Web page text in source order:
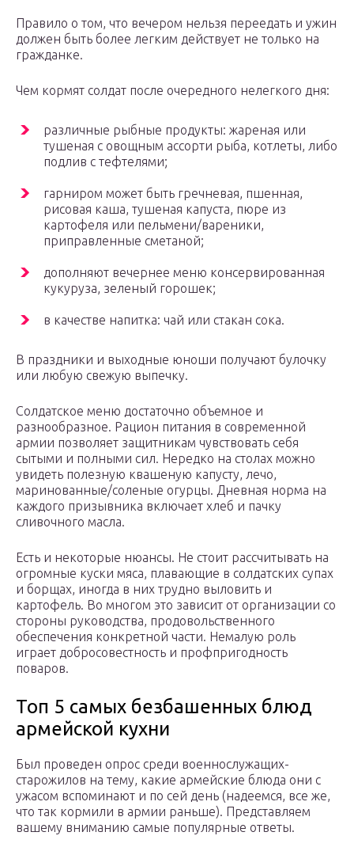
Правило о том, что вечером нельзя переедать и ужин
должен быть более легким действует не только на
гражданке.
Чем кормят солдат после очередного нелегкого дня:
различные рыбные продукты: жареная или
тушеная с овощным ассорти рыба, котлеты, либо
подлив с тефтелями;
гарниром может быть гречневая, пшенная,
рисовая каша, тушеная капуста, пюре из
картофеля или пельмени/вареники,
приправленные сметаной;
дополняют вечернее меню консервированная
кукуруза, зеленый горошек;
в качестве напитка: чай или стакан сока.
В праздники и выходные юноши получают булочку
или любую свежую выпечку.
Солдатское меню достаточно объемное и
разнообразное. Рацион питания в современной
армии позволяет защитникам чувствовать себя
сытыми и полными сил. Нередко на столах можно
увидеть полезную квашеную капусту, лечо,
маринованные/соленые огурцы. Дневная норма на
каждого призывника включает хлеб и пачку
сливочного масла.
Есть и некоторые нюансы. Не стоит рассчитывать на
огромные куски мяса, плавающие в солдатских супах
и борщах, иногда в них трудно выловить и
картофель. Во многом это зависит от организации со
стороны руководства, продовольственного
обеспечения конкретной части. Немалую роль
играет добросовестность и профпригодность
поваров.
Топ 5 самых безбашенных блюд
армейской кухни
Был проведен опрос среди военнослужащих-
старожилов на тему, какие армейские блюда они с
ужасом вспоминают и по сей день (надеемся, все же,
что так кормили в армии раньше). Представляем
вашему вниманию самые популярные ответы.